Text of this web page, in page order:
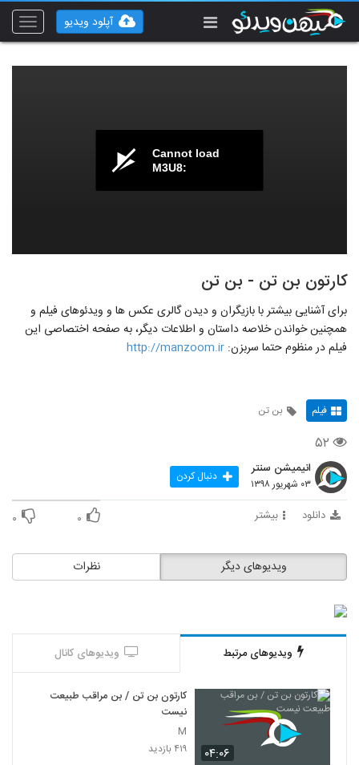
Toggle
آپلود ویدیو
Cannot load
M3U8:
کارتون بن تن - بن تن
برای آشنایی بیشتر با بازیگران و دیدن گالری عکس ها و ویدئوهای فیلم و
همچنین خواندن خلاصه داستان و اطلاعات دیگر، به صفحه اختصاصی این
فیلم در منظوم حتما سربزن: http://manzoom.ir
فیلم بن تن
۵۲
انیمیشن سنتر
۰۳ شهریور ۱۳۹۸ دنبال کردن
دانلود بیشتر ۰ ۰
نظرات ویدیوهای دیگر
ویدیوهای مرتبط ویدیوهای کانال
۰۴:۰۶
کارتون بن تن / بن مراقب طبیعت
نیست
M
۴۱۹ بازدید